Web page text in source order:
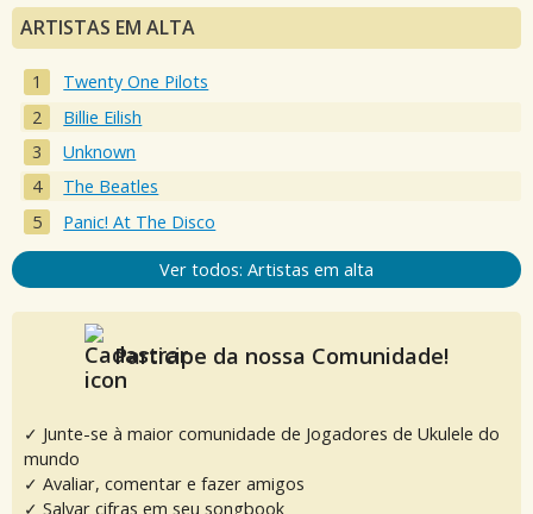
ARTISTAS EM ALTA
Twenty One Pilots
Billie Eilish
Unknown
The Beatles
Panic! At The Disco
Ver todos: Artistas em alta
Participe da nossa Comunidade!
✓ Junte-se à maior comunidade de Jogadores de Ukulele do
mundo
✓ Avaliar, comentar e fazer amigos
✓ Salvar cifras em seu songbook